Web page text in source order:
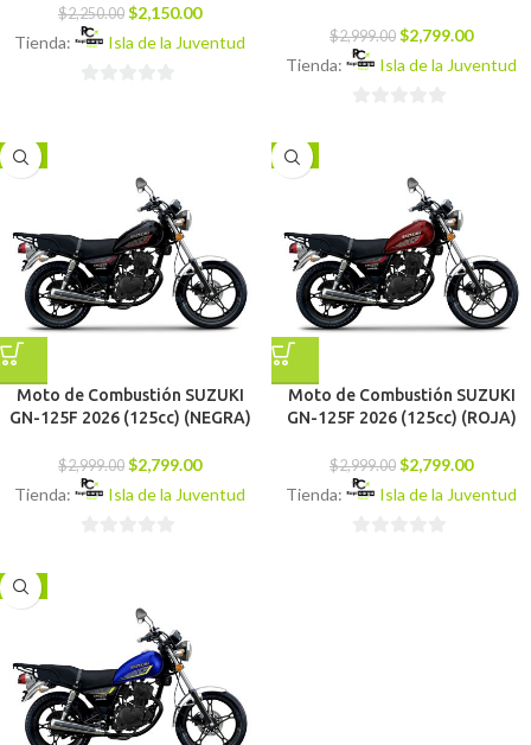
$2,250.00 $2,150.00
Tienda:
Isla de la Juventud $2,999.00 $2,799.00
Tienda:
Isla de la Juventud
-7%
Moto de Combustión SUZUKI
GN-125F 2026 (125cc) (NEGRA)
$2,999.00 $2,799.00
Tienda:
Isla de la Juventud
-7%
Moto de Combustión SUZUKI
GN-125F 2026 (125cc) (ROJA)
$2,999.00 $2,799.00
Tienda:
Isla de la Juventud
-7%